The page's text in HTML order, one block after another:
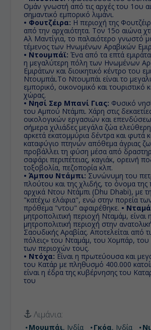
Ομάν γνωστή από τις αρχές του 1ου
σημαντικό εμπορικό λιμάνι.
• Φουτζέιρα: Η περιοχή της
από την αρχαιότητα. Τον 15ο αιώνα
Αλ Μαντίγια, το παλαιότερο γνωστό
τέμενος των Ηνωμένων Αραβικών
• Ντουμπάϊ: Ένα από τα επτά
η μεγαλύτερη πόλη των Ηνωμένων
Εμιράτων και διοικητικό κέντρο του
Ντουμπάι.Το Ντουμπάι είναι το
εμπορικό, οικονομικό και τουριστικό
χώρας.
• Νησί Σερ Μπανί Γιας: Φυσικό
του Αμπού Ντάμπι. Χάρη στις
οικολογικών εργασιών και
σήμερα χιλιάδες μεγάλα ζώα
αρκετά εκατομμύρια δέντρα και φυτά
καταφύγιο πτηνών απόθεμα άγριας
προβάλλει τη φύση μέσα από
σαφάρι περιπέτειας, καγιάκ, ορεινή
τοξοβολία, πεζοπορία κλπ.
• Άμπου Ντάμπι: Συνώνυμη του
πλούτου και της χλιδής, το όνομα της
αρχικά Ντου Ντάμπι (Dhu Dhabi), με
"κατέχω ελάφια", ενώ στην πορεία
πρόθεμα "ντου" αφαιρέθηκε. •
μητροπολιτική περιοχή Νταμάμ, είναι
μητροπολιτική περιοχή στην
Σαουδικής Αραβίας. Αποτελείται από
πόλεις» του Νταμάμ, του Χομπάρ, του
των περιοχών τους.
• Ντόχα: Είναι η πρωτεύουσα και
του Κατάρ με πληθυσμό 400.000
είναι η έδρα της κυβέρνησης του
του
Λιμάνια:
Μουμπάι, Ινδία Γκόα, Ινδία